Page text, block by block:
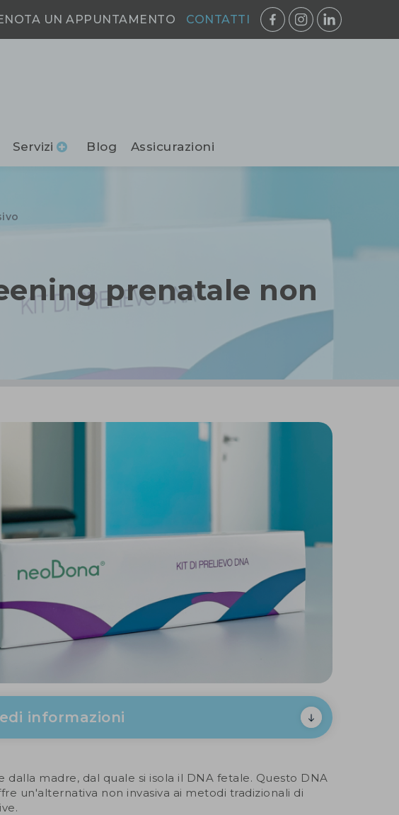
UN APPUNTAMENTO CONTATTI
Servizi Blog Assicurazioni
prenatale non
informazioni
madre, dal quale si isola il DNA fetale. Questo DNA
un'alternativa non invasiva ai metodi tradizionali di